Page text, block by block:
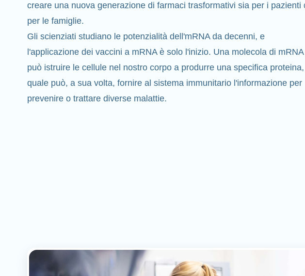
creare una nuova generazione di farmaci trasformativi sia per i pazienti
per le famiglie.
Gli scienziati studiano le potenzialità dell'mRNA da decenni, e
l'applicazione dei vaccini a mRNA è solo l'inizio. Una molecola di mRNA
può istruire le cellule nel nostro corpo a produrre una specifica
quale può, a sua volta, fornire al sistema immunitario l'informazione per
prevenire o trattarediverse malattie.